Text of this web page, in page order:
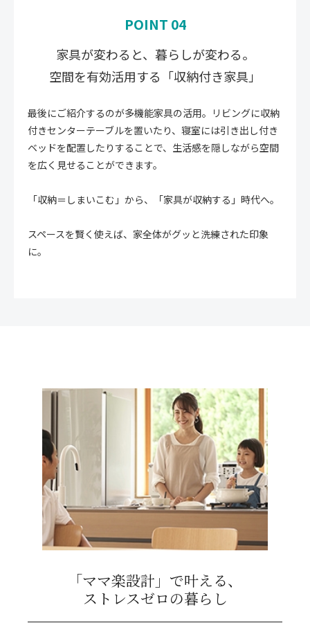
POINT 04
家具が変わると、暮らしが変わる。
空間を有効活用する「収納付き家具」
最後にご紹介するのが多機能家具の活用。リビングに収納
付きセンターテーブルを置いたり、寝室には引き出し付き
ベッドを配置したりすることで、生活感を隠しながら空間
を広く見せることができます。
「収納＝しまいこむ」から、「家具が収納する」時代へ。
スペースを賢く使えば、家全体がグッと洗練された印象
に。
「ママ楽設計」で叶える、
ストレスゼロの暮らし